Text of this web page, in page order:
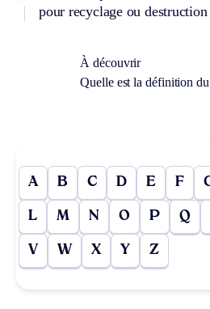
pour recyclage ou
À découvrir
Quelle est la définition
A B C D E F
L M N O P Q
V W X Y Z